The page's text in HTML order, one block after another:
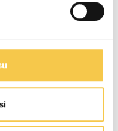
, pienskābo